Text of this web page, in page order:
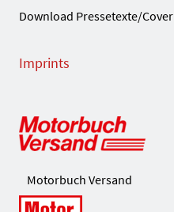
Download Pressetexte/Cover
Imprints
Motorbuch Versand